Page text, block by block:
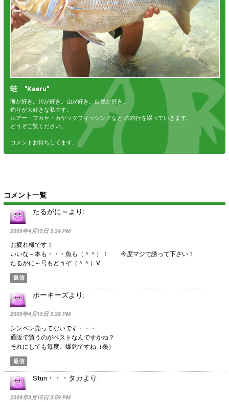
蛙 "Kaeru"
海が好き。川が好き。山が好き。自然が好き。
釣りが大好きな私です。
ルアー・フカセ・カヤックフィッシングなど の釣行を綴っていきます。
どうぞご覧ください。
コメントお待ちしてます。
コメント一覧
たるがに～ より:
2009年4月15日 3:24 PM
お疲れ様です！
いいな～本も・・・魚も（＾＾）！ 今度マジで誘って下さい！
たるがに～号もどうぞ（＾＾）V
返信
ポーキーズより:
2009年4月15日 3:28 PM
シンペン売ってないです・・・
通販で買うのがベストなんですかね？
それにしても毎度、爆釣ですね（羨）
返信
Stun・・・タカより:
2009年4月15日 3:59 PM